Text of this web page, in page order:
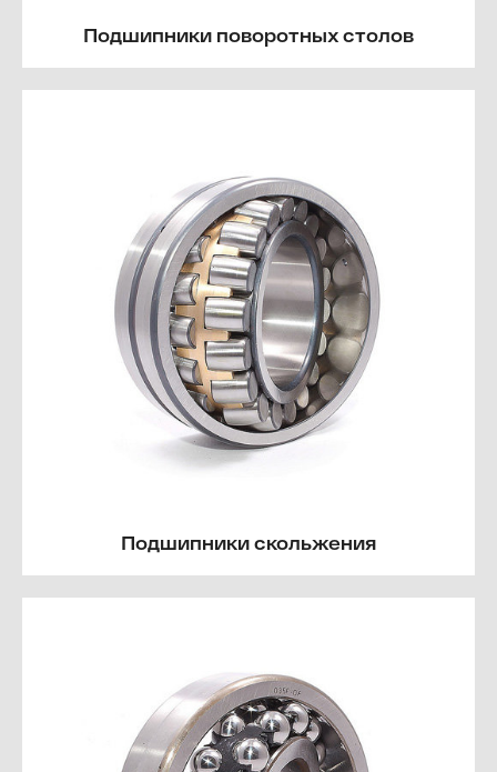
Подшипники поворотных столов
Подшипники скольжения